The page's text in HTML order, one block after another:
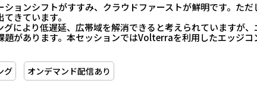
ションシフトがすすみ、クラウドファーストが鮮明です。た
きています。
グにより低遅延、広帯域を解消できると考えられていますが
題があります。本セッションではVolterraを利用したエッジ
グ オンデマンド配信あり